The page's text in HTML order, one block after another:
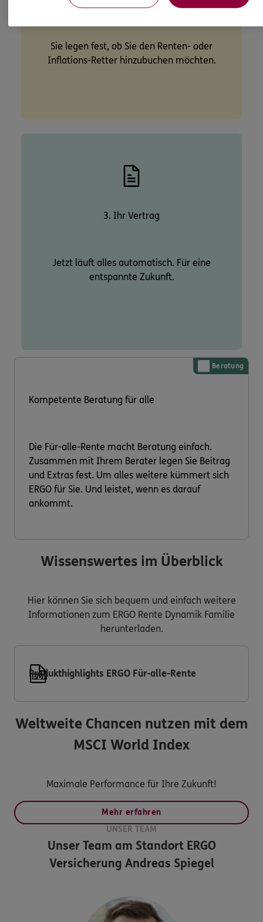
Sie legen fest, ob Sie den Renten- oder
Inflations-Retter hinzubuchen möchten.
3. Ihr Vertrag
Jetzt läuft alles automatisch. Für eine
entspannte Zukunft.
Beratung
Kompetente Beratung für alle
Die Für-alle-Rente macht Beratung einfach.
Zusammen mit Ihrem Berater legen Sie Beitrag
und Extras fest. Um alles weitere kümmert sich
ERGO für Sie. Und leistet, wenn es darauf
ankommt.
Wissenswertes im Überblick
Hier können Sie sich bequem und einfach weitere
Informationen zum ERGO Rente Dynamik Familie
herunterladen.
Produkthighlights ERGO Für-alle-Rente
Weltweite Chancen nutzen mit dem
MSCI World Index
Maximale Performance für Ihre Zukunft!
Mehr erfahren
UNSER TEAM
Unser Team am StandortERGO
Versicherung Andreas Spiegel